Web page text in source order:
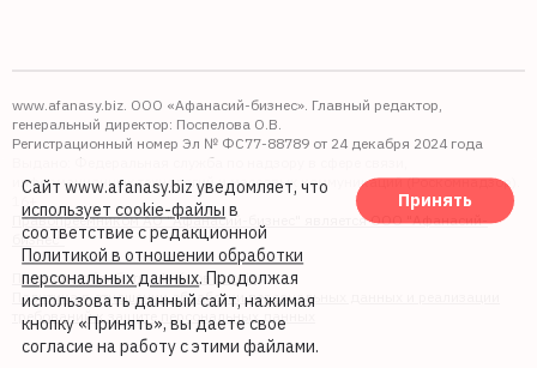
www.afanasy.biz. ООО «Афанасий-бизнес». Главный редактор,
генеральный директор: Поспелова О.В.
Регистрационный номер Эл № ФС77-88789 от 24 декабря 2024 года
Выдано: Федеральная служба по надзору в сфере связи,
информационных технологий и массовых коммуникаций (Роскомнадзор).
Правопреемником АО "Афанасий-бизнес" является ООО "Афанасий-
бизнес"
Политика обработки файлов cookie
Политика в отношении обработки персональных данных и реализации
требований к защите персональных данных
Сайт www.afanasy.biz уведомляет, что
использует cookie-файлы в
соответствие с редакционной
Политикой в отношении обработки
персональных данных. Продолжая
использовать данный сайт, нажимая
кнопку «Принять», вы даете свое
согласие на работу с этими файлами.
Принять